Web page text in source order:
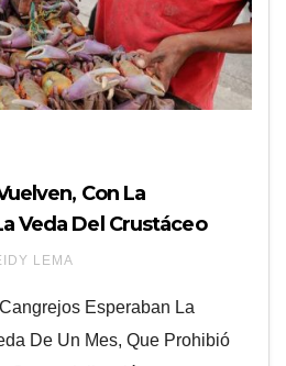
Con La
Veda Del Crustáceo
LEMA
Esperaban La
De Un Mes, Que Prohibió